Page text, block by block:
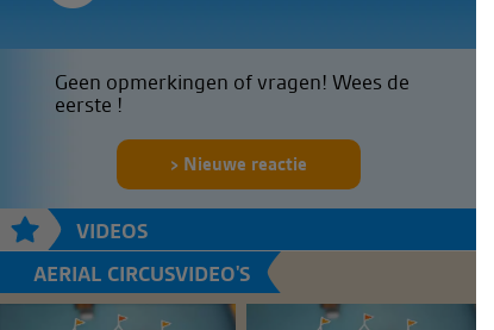
Geen opmerkingen of vragen! Wees de
eerste !
Nieuwe reactie
VIDEOS
AERIAL CIRCUSVIDEO'S